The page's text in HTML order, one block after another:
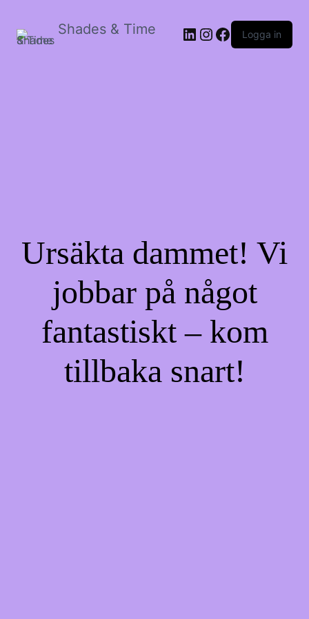
Shades & Time LinkedIn
Instagram
Facebook
Logga in
Ursäkta dammet! Vi
jobbar på något
fantastiskt – kom
tillbaka snart!